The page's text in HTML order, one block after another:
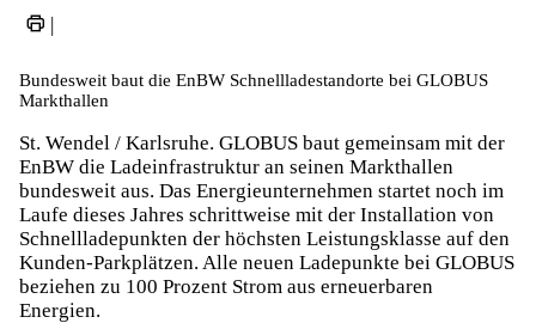
|
Bundesweit baut die EnBW Schnellladestandorte bei GLOBUS
Markthallen
St. Wendel / Karlsruhe. GLOBUS baut gemeinsam mit der
EnBW die Ladeinfrastruktur an seinen Markthallen
bundesweit aus. Das Energieunternehmen startet noch im
Laufe dieses Jahres schrittweise mit der Installation von
Schnellladepunkten der höchsten Leistungsklasse auf den
Kunden-Parkplätzen. Alle neuen Ladepunkte bei GLOBUS
beziehen zu 100 Prozent Strom aus erneuerbaren
Energien.